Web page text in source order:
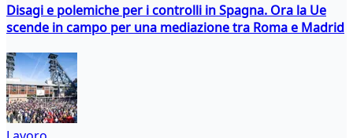
Disagi e polemiche per i controlli in Spagna. Ora la Ue
scende in campo per una mediazione tra Roma e Madrid